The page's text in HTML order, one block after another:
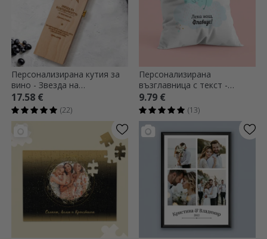
Персонализирана кутия за
вино - Звезда на
благодарността
17.58 €
(22)
Персонализирана
възглавница с текст -
Сладки сънища
9.79 €
(13)